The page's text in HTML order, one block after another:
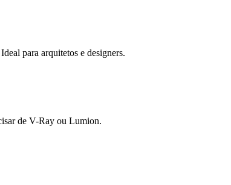
para arquitetos e designers.
de V-Ray ou Lumion.